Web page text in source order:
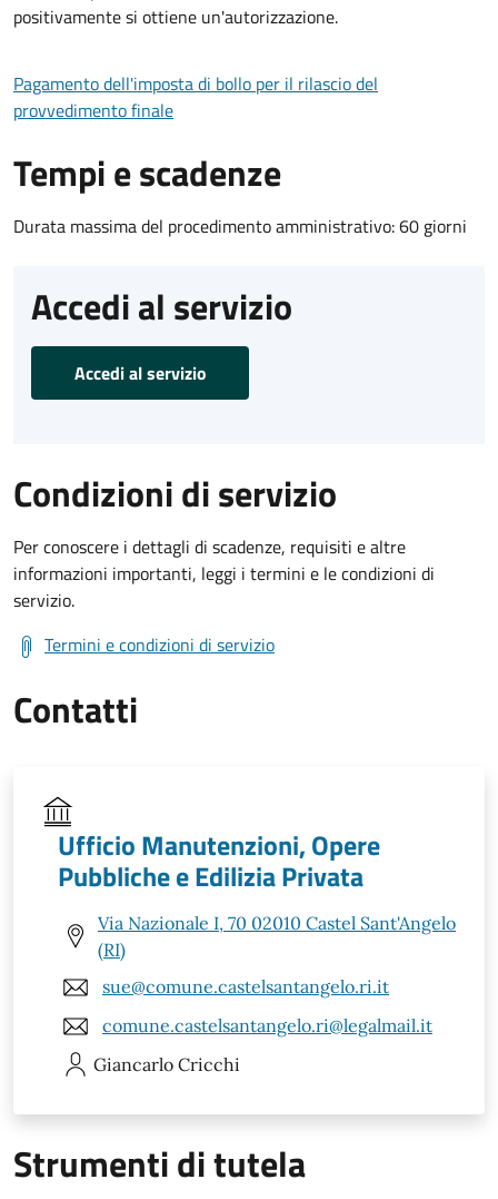
positivamente si ottiene un'autorizzazione.
Pagamento dell'imposta di bollo per il rilascio del
provvedimento finale
Tempi e scadenze
Durata massima del procedimento amministrativo: 60 giorni
Accedi al servizio
Accedi al servizio
Condizioni di servizio
Per conoscere i dettagli di scadenze, requisiti e altre
informazioni importanti, leggi i termini e le condizioni di
servizio.
Termini e condizioni di servizio
Contatti
Ufficio Manutenzioni, Opere
Pubbliche e Edilizia Privata
Via Nazionale I, 70 02010 Castel Sant'Angelo
(RI)
sue@comune.castelsantangelo.ri.it
comune.castelsantangelo.ri@legalmail.it
Giancarlo Cricchi
Strumenti di tutela